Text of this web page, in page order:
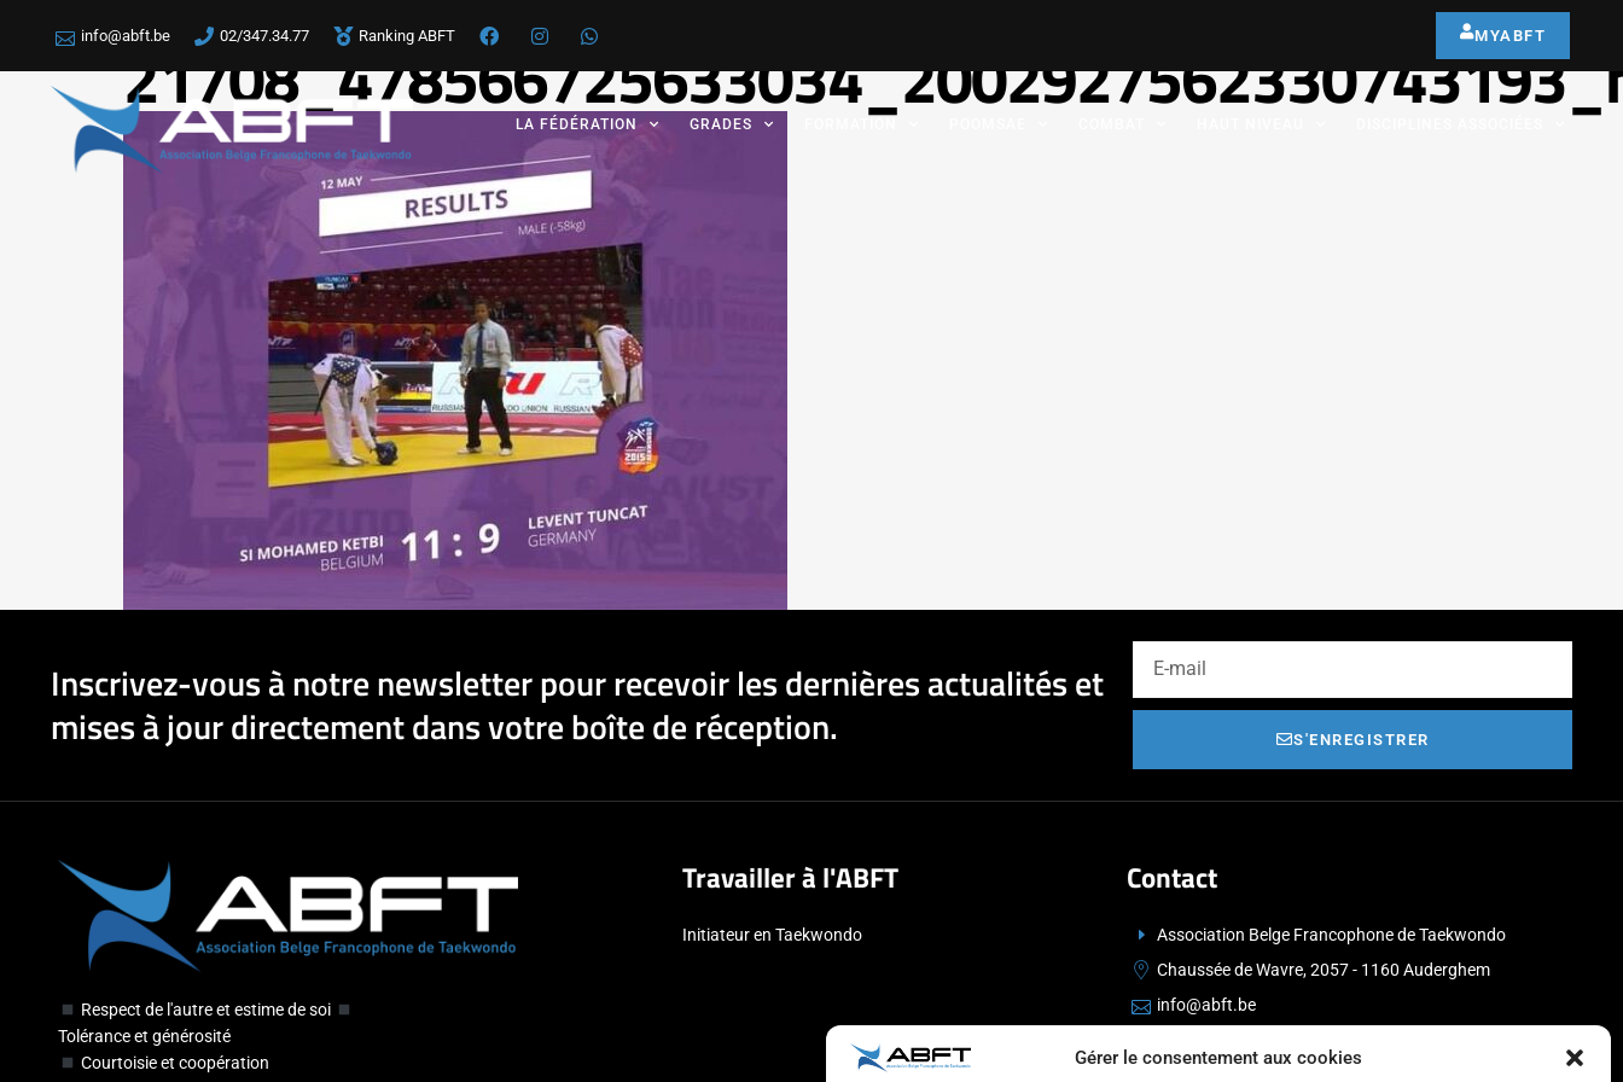
Gérer le consentement aux cookies
info@abft.be 02/347.34.77 Ranking ABFT MYABFT
LA FÉDÉRATION GRADES
Inscrivez-vous à notre newsletter pour recevoir les dernières actualités et
mises à jour directement dans votre boîte de réception.
S'ENREGISTRER
Respect de l'autre et estime de soi
Tolérance et générosité
Courtoisie et coopération
Travailler à l'ABFT
Initiateur en Taekwondo
Contact
Association Belge Francophone de Taekwondo
Chaussée de Wavre, 2057 - 1160 Auderghem
info@abft.be